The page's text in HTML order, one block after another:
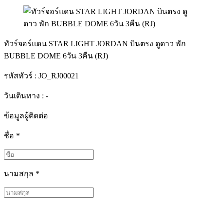
ทัวร์จอร์แดน STAR LIGHT JORDAN บินตรง ดูดาว พัก
BUBBLE DOME 6วัน 3คืน (RJ)
รหัสทัวร์ : JO_RJ00021
วันเดินทาง : -
ข้อมูลผู้ติดต่อ
ชื่อ *
นามสกุล *